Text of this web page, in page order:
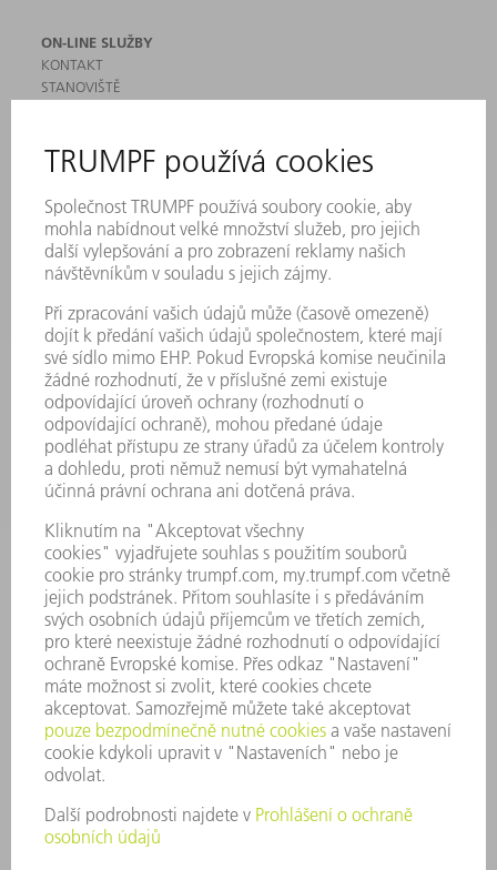
ON-LINE SLUŽBY
KONTAKT
STANOVIŠTĚ
MYTRUMPF
BEZPEČNOSTNÍ LISTY
PRODUKTY
STROJE & SYSTÉMY
LASER
VÝKONOVÁ ELEKTRONIKA
SMART FACTORY
SOFTWARE
SERVIS
POUŽITÍ
ODVĚTVÍ
SPOLEČNOST
KARIÉRA
PRACOVNÍ NABÍDKY
PROFIL PODNIKU
VÝROČNÍ ZPRÁVA
ZÁSADY SPOLEČNOSTI
SHODA
SYSTÉM UPOZORŇOVAČŮ
SECURITY
TISKOVÉ ZPRÁVY
MAGAZÍN
UDRŽITELNOST
ŽIVOTNÍ PROSTŘEDÍ & KLIMA
SOCIÁLNÍ TÉMA & SPOLEČNOST
VEDENÍ FIRMY